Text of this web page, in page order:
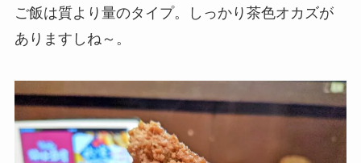
ご飯は質より量のタイプ。しっかり茶色オカズが
ありますしね～。